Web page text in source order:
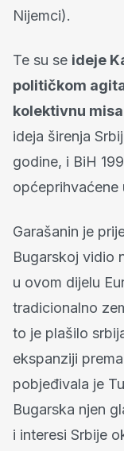
Nijemci).
Te su se ideje
političkom
kolektivnu
ideja širenja
godine, i BiH
općeprihvaćene
Garašanin je
Bugarskoj vidio
u ovom dijelu
tradicionalno
to je plašilo
ekspanziji
pobjeđivala je
Bugarska njen
i interesi Srbije